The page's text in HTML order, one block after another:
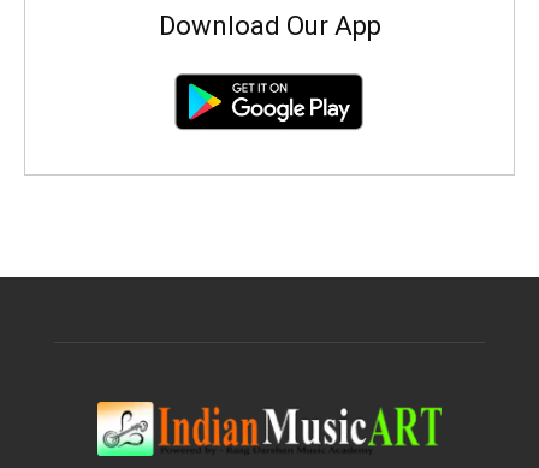
Download Our App